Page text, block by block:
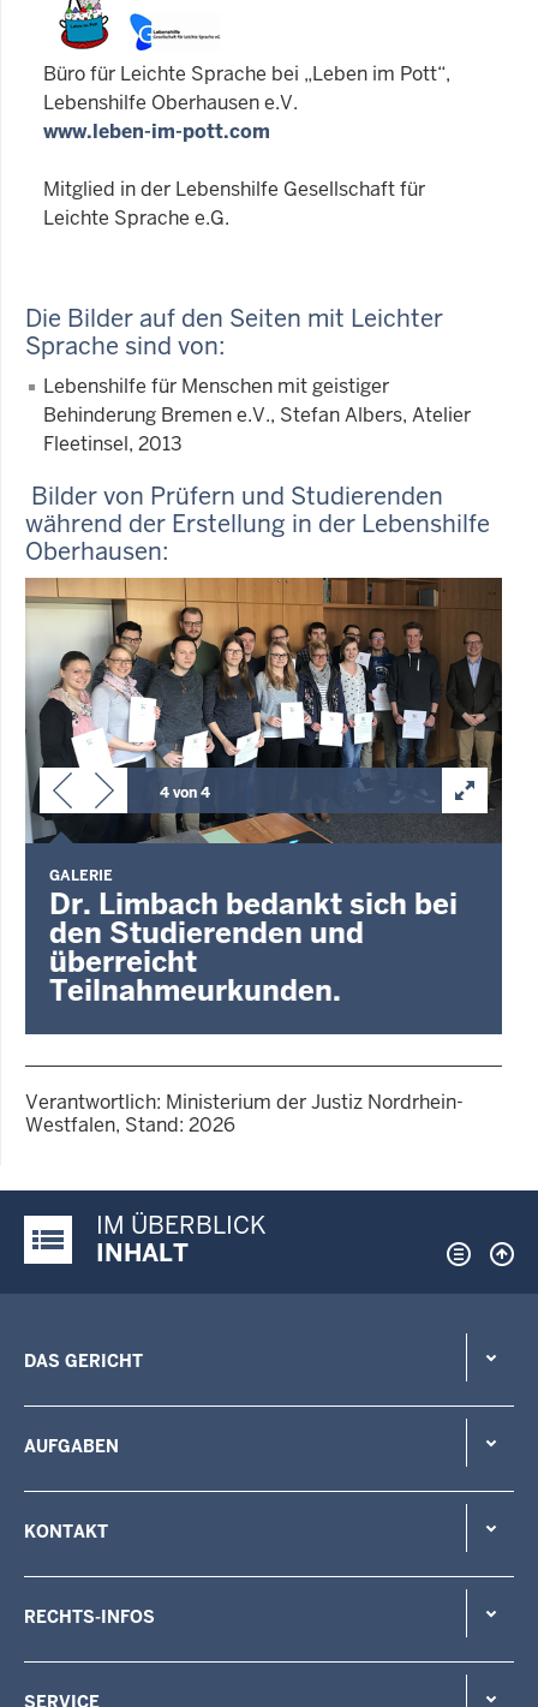
Büro für Leichte Sprache bei „Leben im Pott“,
Lebenshilfe Oberhausen e.V.
www.leben-im-pott.com
Mitglied in der Lebenshilfe Gesellschaft für
Leichte Sprache e.G.
Die Bilder auf den Seiten mit Leichter
Sprache sind von:
Lebenshilfe für Menschen mit geistiger
Behinderung Bremen e.V., Stefan Albers, Atelier
Fleetinsel, 2013
Bilder von Prüfern und Studierenden
während der Erstellung in der Lebenshilfe
Oberhausen:
4 von 4
GALERIE
Dr. Limbach bedankt sich bei
den Studierenden und
überreicht
Teilnahmeurkunden.
Verantwortlich: Ministerium der Justiz Nordrhein-
Westfalen, Stand: 2026
Justiz-Portal im Überblick:
IM ÜBERBLICK
INHALT
DAS GERICHT
AUFGABEN
KONTAKT
RECHTS-INFOS
SERVICE